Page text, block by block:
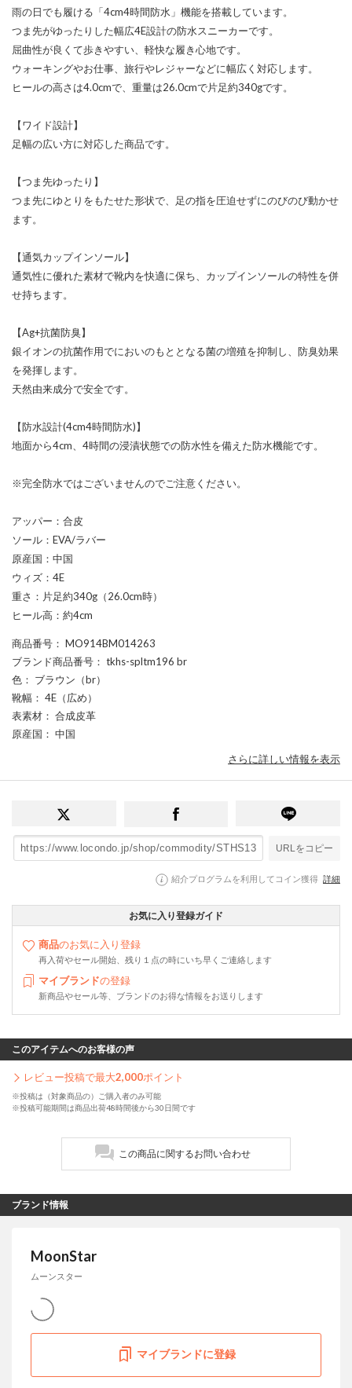
雨の日でも履ける「4cm4時間防水」機能を搭載しています。
つま先がゆったりした幅広4E設計の防水スニーカーです。
屈曲性が良くて歩きやすい、軽快な履き心地です。
ウォーキングやお仕事、旅行やレジャーなどに幅広く対応します。
ヒールの高さは4.0cmで、重量は26.0cmで片足約340gです。
【ワイド設計】
足幅の広い方に対応した商品です。
【つま先ゆったり】
つま先にゆとりをもたせた形状で、足の指を圧迫せずにのびのび動かせ
ます。
【通気カップインソール】
通気性に優れた素材で靴内を快適に保ち、カップインソールの特性を併
せ持ちます。
【Ag+抗菌防臭】
銀イオンの抗菌作用でにおいのもととなる菌の増殖を抑制し、防臭効果
を発揮します。
天然由来成分で安全です。
【防水設計(4cm4時間防水)】
地面から4cm、4時間の浸漬状態での防水性を備えた防水機能です。
※完全防水ではございませんのでご注意ください。
アッパー：合皮
ソール：EVA/ラバー
原産国：中国
ウィズ：4E
重さ：片足約340g（26.0cm時）
ヒール高：約4cm
商品番号 ： MO914BM014263
ブランド商品番号 ： tkhs-spltm196 br
色 ： ブラウン（br）
靴幅 ： 4E（広め）
表素材 ： 合成皮革
原産国 ： 中国
さらに詳しい情報を表示
URLをコピー
紹介プログラムを利用してコイン獲得 詳細
お気に入り登録ガイド
商品のお気に入り登録
再入荷やセール開始、残り１点の時にいち早くご連絡します
マイブランドの登録
新商品やセール等、ブランドのお得な情報をお送りします
このアイテムへのお客様の声
レビュー投稿で最大2,000ポイント
※投稿は（対象商品の）ご購入者のみ可能
※投稿可能期間は商品出荷48時間後から30日間です
この商品に関するお問い合わせ
ブランド情報
MoonStar
ムーンスター
マイブランドに登録